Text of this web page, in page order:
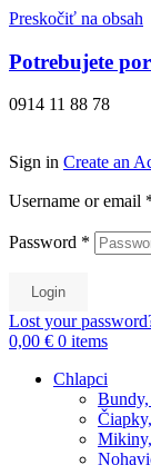
Preskočiť na obsah
Potrebujete
0914 11 88 78
Sign in Create an
Username or email
Password *
Login
Lost your
0,00 € 0 items
Chlapci